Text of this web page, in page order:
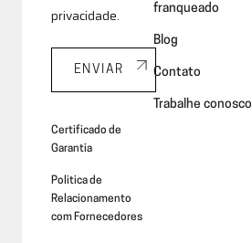
privacidade.
ENVIAR
Certificado de
Garantia
Politica de
Relacionamento
com Fornecedores
franqueado
Blog
Contato
Trabalhe conosco